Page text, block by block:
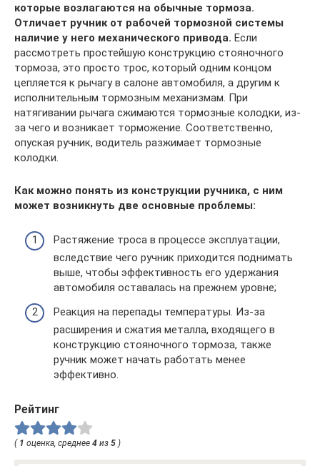
которые возлагаются на обычные тормоза.
Отличает ручник от рабочей тормозной системы
наличие у него механического привода. Если
рассмотреть простейшую конструкцию стояночного
тормоза, это просто трос, который одним концом
цепляется к рычагу в салоне автомобиля, а другим к
исполнительным тормозным механизмам. При
натягивании рычага сжимаются тормозные колодки, из-
за чего и возникает торможение. Соответственно,
опуская ручник, водитель разжимает тормозные
колодки.
Как можно понять из конструкции ручника, с ним
может возникнуть две основные проблемы:
Растяжение троса в процессе эксплуатации,
вследствие чего ручник приходится поднимать
выше, чтобы эффективность его удержания
автомобиля оставалась на прежнем уровне;
Реакция на перепады температуры. Из-за
расширения и сжатия металла, входящего в
конструкцию стояночного тормоза, также
ручник может начать работать менее
эффективно.
Рейтинг
( 1 оценка, среднее 4 из 5 )